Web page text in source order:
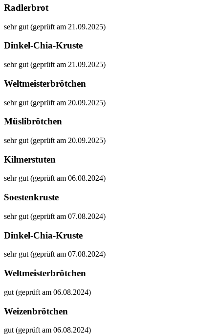
Radlerbrot
sehr gut (geprüft am 21.09.2025)
Dinkel-Chia-Kruste
sehr gut (geprüft am 21.09.2025)
Weltmeisterbrötchen
sehr gut (geprüft am 20.09.2025)
Müslibrötchen
sehr gut (geprüft am 20.09.2025)
Kilmerstuten
sehr gut (geprüft am 06.08.2024)
Soestenkruste
sehr gut (geprüft am 07.08.2024)
Dinkel-Chia-Kruste
sehr gut (geprüft am 07.08.2024)
Weltmeisterbrötchen
gut (geprüft am 06.08.2024)
Weizenbrötchen
gut (geprüft am 06.08.2024)